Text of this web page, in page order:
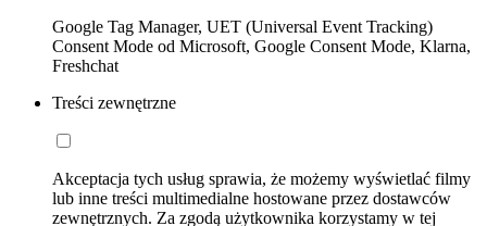
Google Tag Manager, UET (Universal Event Tracking)
Consent Mode od Microsoft, Google Consent Mode, Klarna,
Freshchat
Treści zewnętrzne
Akceptacja tych usług sprawia, że możemy wyświetlać filmy
lub inne treści multimedialne hostowane przez dostawców
zewnętrznych. Za zgodą użytkownika korzystamy w tej